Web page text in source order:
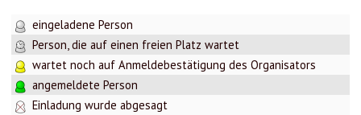
eingeladene Person
Person, die auf einen freien Platz wartet
wartet noch auf Anmeldebestätigung des Organisators
angemeldete Person
Einladung wurde abgesagt